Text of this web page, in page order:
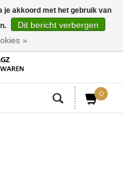
0
je akkoord met het gebruik van
Dit bericht verbergen
»